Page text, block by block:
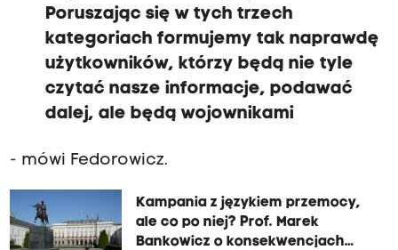
Poruszając się w tych trzech
kategoriach formujemy tak naprawdę
użytkowników, którzy będą nie tyle
czytać nasze informacje, podawać
dalej, ale będą wojownikami
- mówi Fedorowicz.
Kampania z językiem przemocy,
ale co po niej? Prof. Marek
Bankowicz o konsekwencjach